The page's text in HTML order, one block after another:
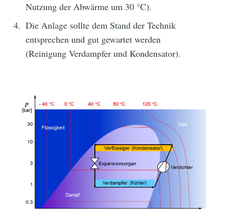
Nutzung der Abwärme um 30 °C).
Die Anlage sollte dem Stand der Technik
entsprechen und gut gewartet werden
(Reinigung Verdampfer und Kondensator).